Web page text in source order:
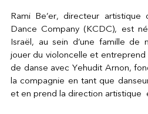
Rami Be’er, directeur artistique
Dance Company (KCDC), est
Israël, au sein d’une famille de
jouer du violoncelle et
de danse avec Yehudit Arnon,
la compagnie en tant que
et en prend la direction artistique